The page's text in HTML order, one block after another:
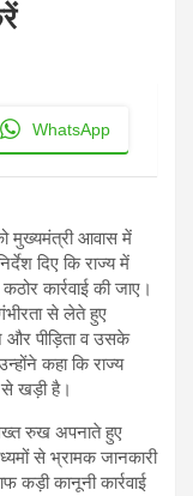
WhatsApp
मुख्यमंत्री आवास में
दिए कि राज्य में
कार्रवाई की जाए।
से लेते हुए
और पीड़िता व उसके
कहा कि राज्य
से खड़ी है।
रुख अपनाते हुए
से भ्रामक जानकारी
कानूनी कार्रवाई